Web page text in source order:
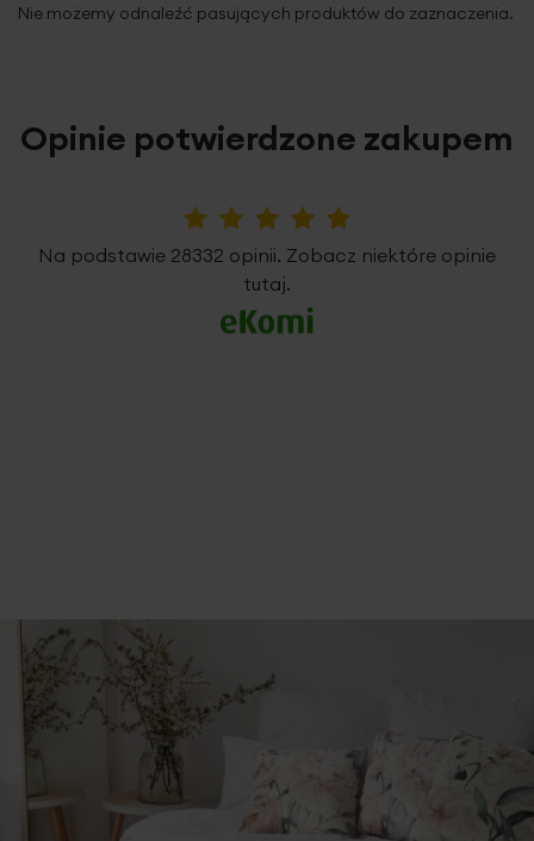
Nie możemy odnaleźć pasujących produktów do zaznaczenia.
Opinie potwierdzone zakupem
Na podstawie 28332 opinii. Zobacz niektóre opinie
tutaj.